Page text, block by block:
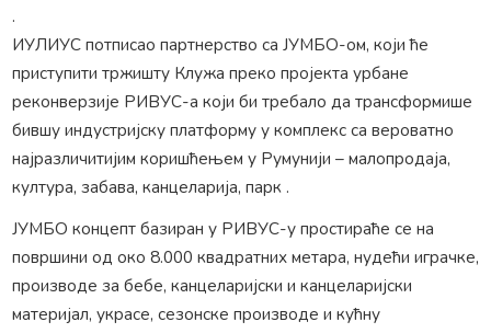
.
ИУЛИУС потписао партнерство са ЈУМБО-ом, који ће
приступити тржишту Клужа преко пројекта урбане
реконверзије РИВУС-а који би требало да трансформише
бившу индустријску платформу у комплекс са вероватно
најразличитијим коришћењем у Румунији – малопродаја,
култура, забава, канцеларија, парк .
ЈУМБО концепт базиран у РИВУС-у простираће се на
површини од око 8.000 квадратних метара, нудећи играчке,
производе за бебе, канцеларијски и канцеларијски
материјал, украсе, сезонске производе и кућну